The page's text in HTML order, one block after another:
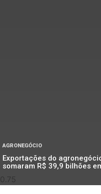
AGRONEGÓCIO
Exportações do
somaram R$ 39,9 bilhões